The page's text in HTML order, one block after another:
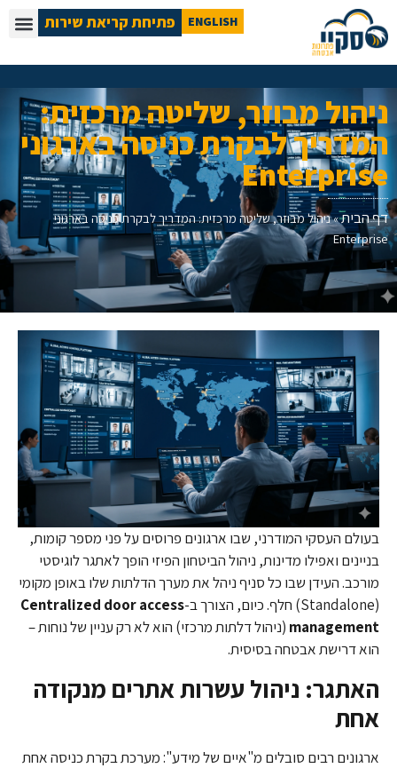
פתיחת קריאת שירות ENGLISH
ניהול מבוזר, שליטה מרכזית:
המדריך לבקרת כניסה בארגוני
Enterprise
דף הבית»ניהול מבוזר, שליטה מרכזית: המדריך לבקרת כניסה בארגוני
Enterprise
בעולם העסקי המודרני, שבו ארגונים פרוסים על פני מספר קומות,
בניינים ואפילו מדינות, ניהול הביטחון הפיזי הופך לאתגר לוגיסטי
מורכב. העידן שבו כל סניף ניהל את מערך הדלתות שלו באופן מקומי
(Standalone) חלף. כיום, הצורך ב-
Centralized door access
management (ניהול דלתות מרכזי) הוא לא רק עניין של נוחות –
הוא דרישת אבטחה בסיסית.
האתגר: ניהול עשרות אתרים מנקודה
אחת
ארגונים רבים סובלים מ"איים של מידע": מערכת בקרת כניסה אחת